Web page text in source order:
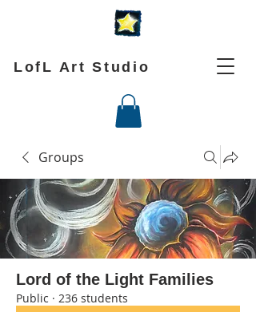
LofL Art Studio
Groups
Lord of the Light Families
Public · 236 students